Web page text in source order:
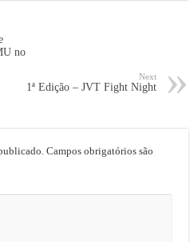
no
Next
1ª Edição – JVT Fight Night
Campos obrigatórios são